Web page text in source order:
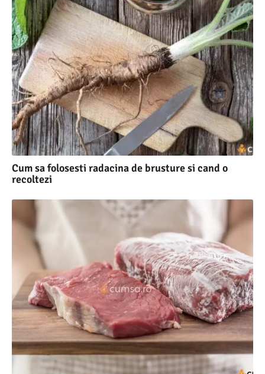
Cum sa folosesti radacina de brusture si cand o
recoltezi